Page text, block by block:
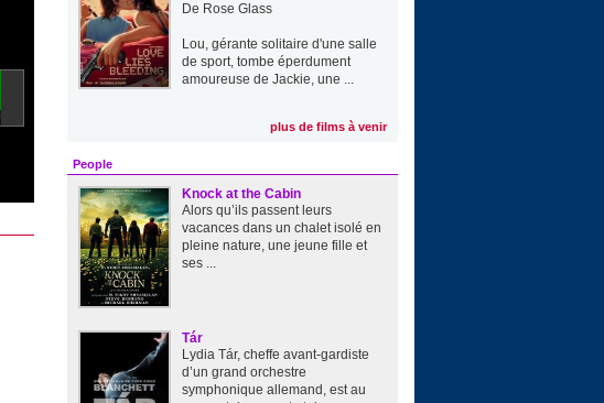
De Rose Glass
Lou, gérante solitaire d'une salle
de sport, tombe éperdument
amoureuse de Jackie, une ...
plus de films à venir
People
Knock at the Cabin
Alors qu’ils passent leurs
vacances dans un chalet isolé en
pleine nature, une jeune fille et
ses ...
Tár
Lydia Tár, cheffe avant-gardiste
d’un grand orchestre
symphonique allemand, est au